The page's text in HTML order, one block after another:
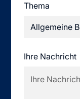
Thema
Ihre Nachricht